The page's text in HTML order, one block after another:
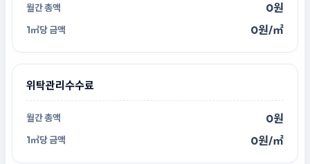
0원
0원/㎡
위탁관리수수료
0원
0원/㎡